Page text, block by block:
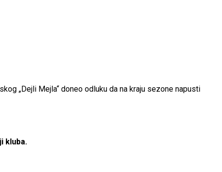
„Dejli Mejla“ doneo odluku da na kraju sezone napusti
kluba.